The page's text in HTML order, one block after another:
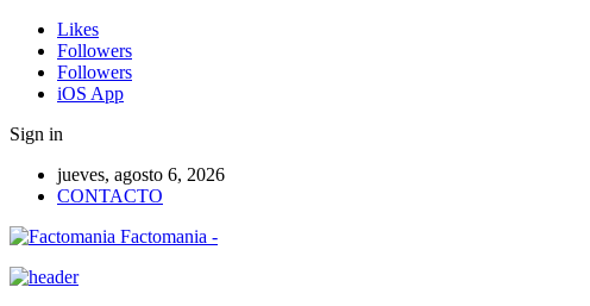
Likes
Followers
Followers
iOS App
Sign in
jueves, agosto 6, 2026
CONTACTO
Factomania -